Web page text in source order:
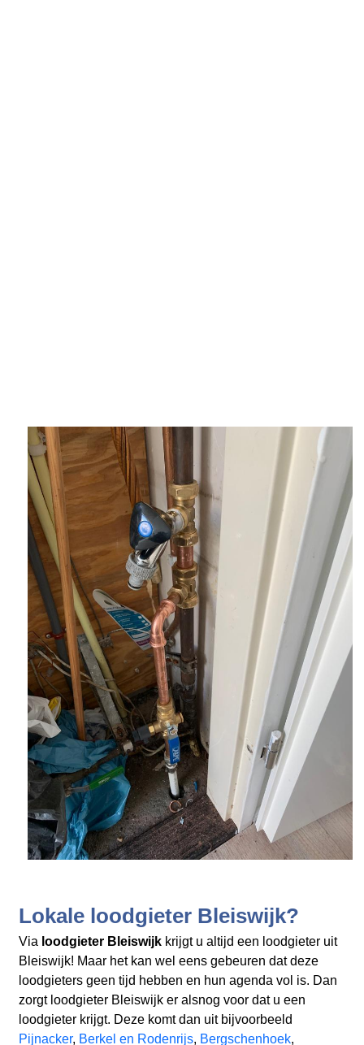
Lokale loodgieter Bleiswijk?
Via loodgieter Bleiswijkkrijgt u altijd een loodgieter uit
Bleiswijk! Maar het kan wel eens gebeuren dat deze
loodgieters geen tijd hebben en hun agenda vol is. Dan
zorgt loodgieter Bleiswijk er alsnog voor dat u een
loodgieter krijgt. Deze komt dan uit bijvoorbeeld
Pijnacker, Berkel en Rodenrijs, Bergschenhoek,